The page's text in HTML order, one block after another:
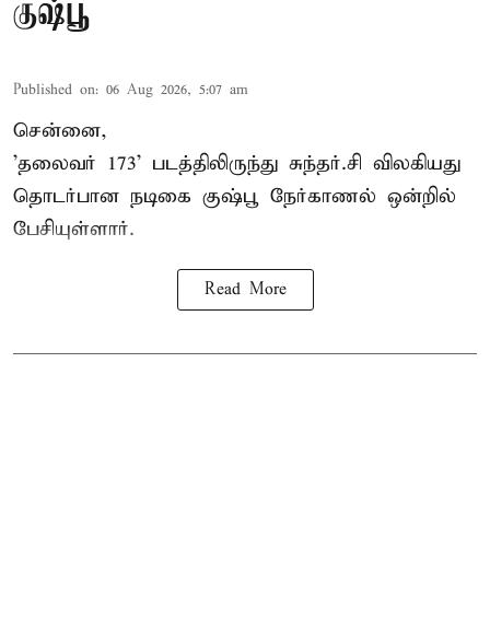
குஷ்பூ
Published on: 06 Aug 2026, 5:07 am
சென்னை,
'தலைவர் 173' படத்திலிருந்து சுந்தர்.சி விலகியது
தொடர்பான நடிகை குஷ்பூ நேர்காணல் ஒன்றில்
பேசியுள்ளார்.
Read More